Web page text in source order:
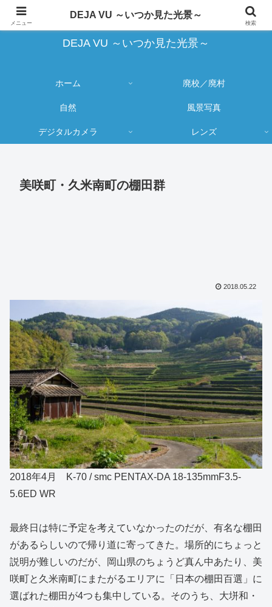
蔵出し写真の大売り出しとカメラ物欲のブログ
DEJA VU ～いつか見た光景～
ホーム 廃校／廃村
自然 風景写真
デジタルカメラ レンズ
美咲町・久米南町の棚田群
2018.05.22
2018年4月 K-70 / smc PENTAX-DA 18-135mmF3.5-
5.6ED WR
最終日は特に予定を考えていなかったのだが、有名な棚田
があるらしいので帰り道に寄ってきた。場所的にちょっと
説明が難しいのだが、岡山県のちょうど真ん中あたり、美
咲町と久米南町にまたがるエリアに「日本の棚田百選」に
選ばれた棚田が4つも集中している。そのうち、大垪和・
メニュー
DEJA VU ～いつか見た光景～
検索